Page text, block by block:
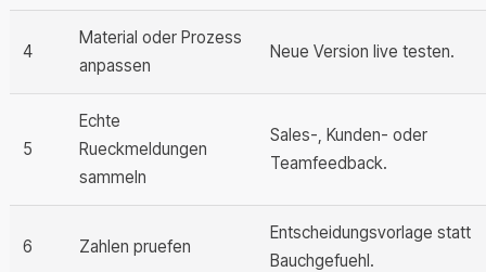
4
Material oder Prozess
anpassen
Neue Version live testen.
5
Echte
Rueckmeldungen
sammeln
Sales-, Kunden- oder
Teamfeedback.
6 Zahlen pruefen
Entscheidungsvorlage statt
Bauchgefuehl.